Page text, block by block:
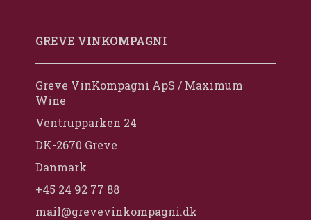
GREVE VINKOMPAGNI
Greve VinKompagni ApS / Maximum
Wine
Ventrupparken 24
DK-2670 Greve
Danmark
+45 24 92 77 88
mail@grevevinkompagni.dk